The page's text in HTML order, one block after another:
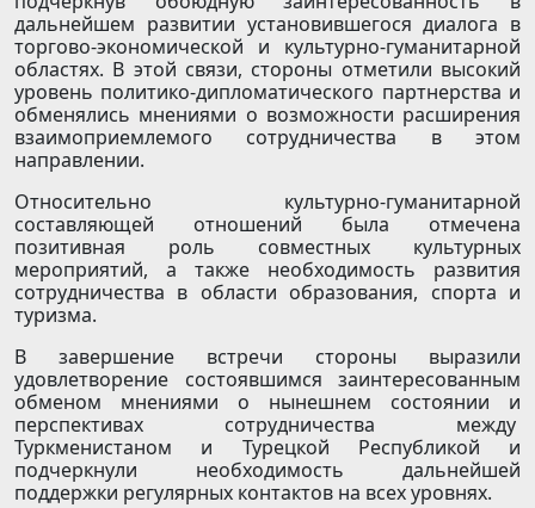
дальнейшем развитии установившегося диалога в
торгово-экономической и культурно-гуманитарной
областях. В этой связи, стороны отметили высокий
уровень политико-дипломатического партнерства и
обменялись мнениями о возможности расширения
взаимоприемлемого сотрудничества в этом
направлении.
Относительно культурно-гуманитарной
составляющей отношений была отмечена
позитивная роль совместных культурных
мероприятий, а также необходимость развития
сотрудничества в области образования, спорта и
туризма.
В завершение встречи стороны выразили
удовлетворение состоявшимся заинтересованным
обменом мнениями о нынешнем состоянии и
перспективах сотрудничества между
Туркменистаном и Турецкой Республикой и
подчеркнули необходимость дальнейшей
поддержки регулярных контактов на всех уровнях.